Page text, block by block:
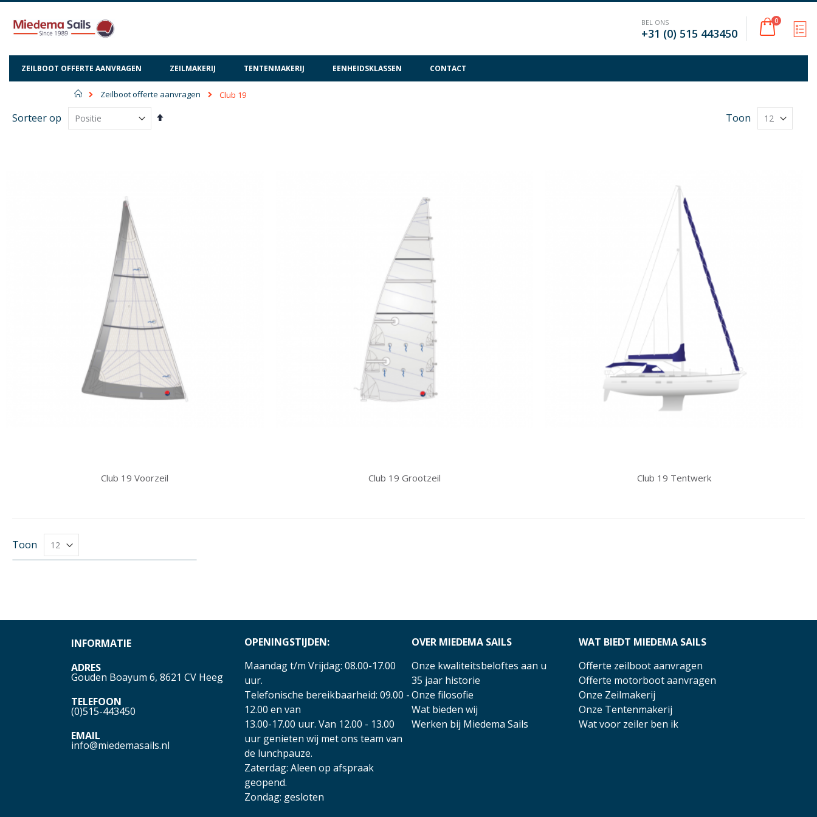
Cart
0
BEL ONS
+31 (0) 515 443450
ZEILBOOT OFFERTE AANVRAGEN ZEILMAKERIJ TENTENMAKERIJ EENHEIDSKLASSEN CONTACT
Home
Zeilboot offerte aanvragen Club 19
Sorteer op
Van
Toon
Club 19 Voorzeil Club 19 Grootzeil Club 19 Tentwerk
Toon
INFORMATIE
ADRES
Gouden Boayum 6, 8621 CV Heeg
TELEFOON
(0)515-443450
EMAIL
info@miedemasails.nl
OPENINGSTIJDEN:
Maandag t/m Vrijdag: 08.00-17.00
uur.
Telefonische bereikbaarheid: 09.00 -
12.00 en van
13.00-17.00 uur. Van 12.00 - 13.00
uur genieten wij met ons team van
de lunchpauze.
Zaterdag: Aleen op afspraak
geopend.
Zondag: gesloten
OVER MIEDEMA SAILS
Onze kwaliteitsbeloftes aan u
35 jaar historie
Onze filosofie
Wat bieden wij
Werken bij Miedema Sails
WAT BIEDT MIEDEMA SAILS
Offerte zeilboot aanvragen
Offerte motorboot aanvragen
Onze Zeilmakerij
Onze Tentenmakerij
Wat voor zeiler ben ik